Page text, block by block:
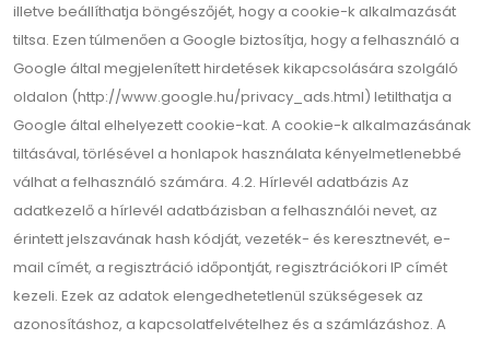
illetve beállíthatja böngészőjét, hogy a cookie-k alkalmazását
tiltsa. Ezen túlmenően a Google biztosítja, hogy a felhasználó a
Google által megjelenített hirdetések kikapcsolására szolgáló
oldalon (http://www.google.hu/privacy_ads.html) letilthatja a
Google által elhelyezett cookie-kat. A cookie-k alkalmazásának
tiltásával, törlésével a honlapok használata kényelmetlenebbé
válhat a felhasználó számára. 4.2. Hírlevél adatbázis Az
adatkezelő a hírlevél adatbázisban a felhasználói nevet, az
érintett jelszavának hash kódját, vezeték- és keresztnevét, e-
mail címét, a regisztráció időpontját, regisztrációkori IP címét
kezeli. Ezek az adatok elengedhetetlenül szükségesek az
azonosításhoz, a kapcsolatfelvételhez és a számlázáshoz. A